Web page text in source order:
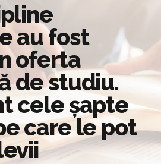
au fost
oferta
de studiu.
cele șapte
care le pot